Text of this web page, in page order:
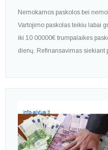
Nemokamos paskolos bei
Vartojimo paskolas teikiu labai
iki 10 00000€ trumpalaikes
dienų. Refinansavimas siekiant